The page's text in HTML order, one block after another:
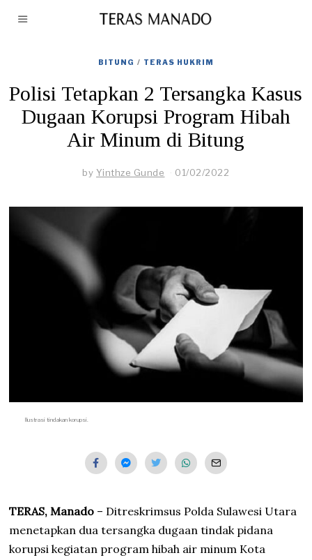
BITUNG / TERAS HUKRIM
Polisi Tetapkan 2 Tersangka Kasus
Dugaan Korupsi Program Hibah
Air Minum di Bitung
by Yinthze Gunde 01/02/2022
0
Ilustrasi tindakan korupsi.
TERAS, Manado – Ditreskrimsus Polda Sulawesi Utara
menetapkan dua tersangka dugaan tindak pidana
korupsi kegiatan program hibah air minum Kota